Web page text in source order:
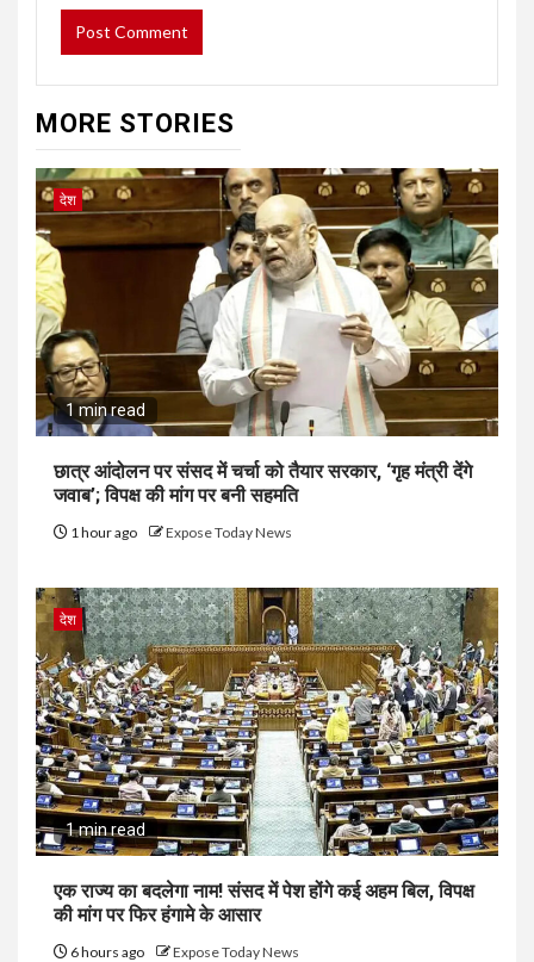
MORE STORIES
देश
1 min read
छात्र आंदोलन पर संसद में चर्चा को तैयार सरकार, ‘गृह मंत्री देंगे
जवाब’; विपक्ष की मांग पर बनी सहमति
1 hour ago Expose Today News
देश
1 min read
एक राज्य का बदलेगा नाम! संसद में पेश होंगे कई अहम बिल, विपक्ष
की मांग पर फिर हंगामे के आसार
6 hours ago Expose Today News